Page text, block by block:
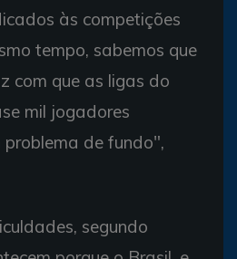
às competições
tempo, sabemos que
com que as ligas do
mil jogadores
problema de fundo",
segundo